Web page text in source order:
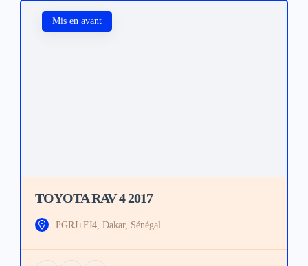
Mis en avant
TOYOTA RAV 4 2017
PGRJ+FJ4, Dakar, Sénégal